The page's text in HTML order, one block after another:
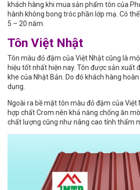
khách hàng khi mua sản phẩm tôn của
hành không bong tróc phần lớp mạ. Có
5 – 20 năm.
Tôn Việt Nhật
Tôn màu đỏ đậm của Việt Nhật cũng là
hiệu tốt nhất hiện nay. Tôn được sản xuất
khe của Nhật Bản. Do đó khách hàng
dụng.
Ngoài ra bề mặt tôn màu đỏ đậm của Việt
hợp chất Crom nên khả năng chống ăn
chất lượng cũng như nâng cao tính thẩm